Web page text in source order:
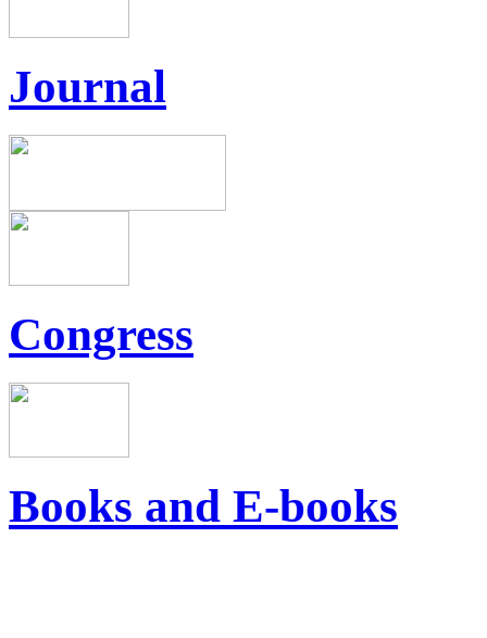
Journal
Congress
Books and E-books